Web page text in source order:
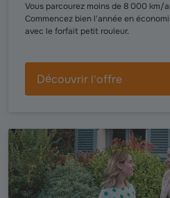
Vous parcourez moins de 8 000 km/
Commencez bien l'année en
avec le forfait petit rouleur.
Découvrir l'offre